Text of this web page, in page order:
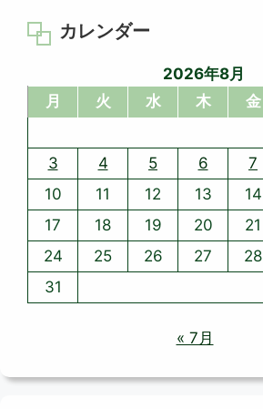
カレンダー
2026年8月
月
火 水 木 金
3
4 5 6 7
10
11 12 13 14
17
18 19 20 21
24
25 26 27 28
31
« 7月